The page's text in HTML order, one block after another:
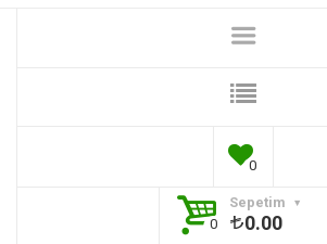
0
Sepetim
0
0.00